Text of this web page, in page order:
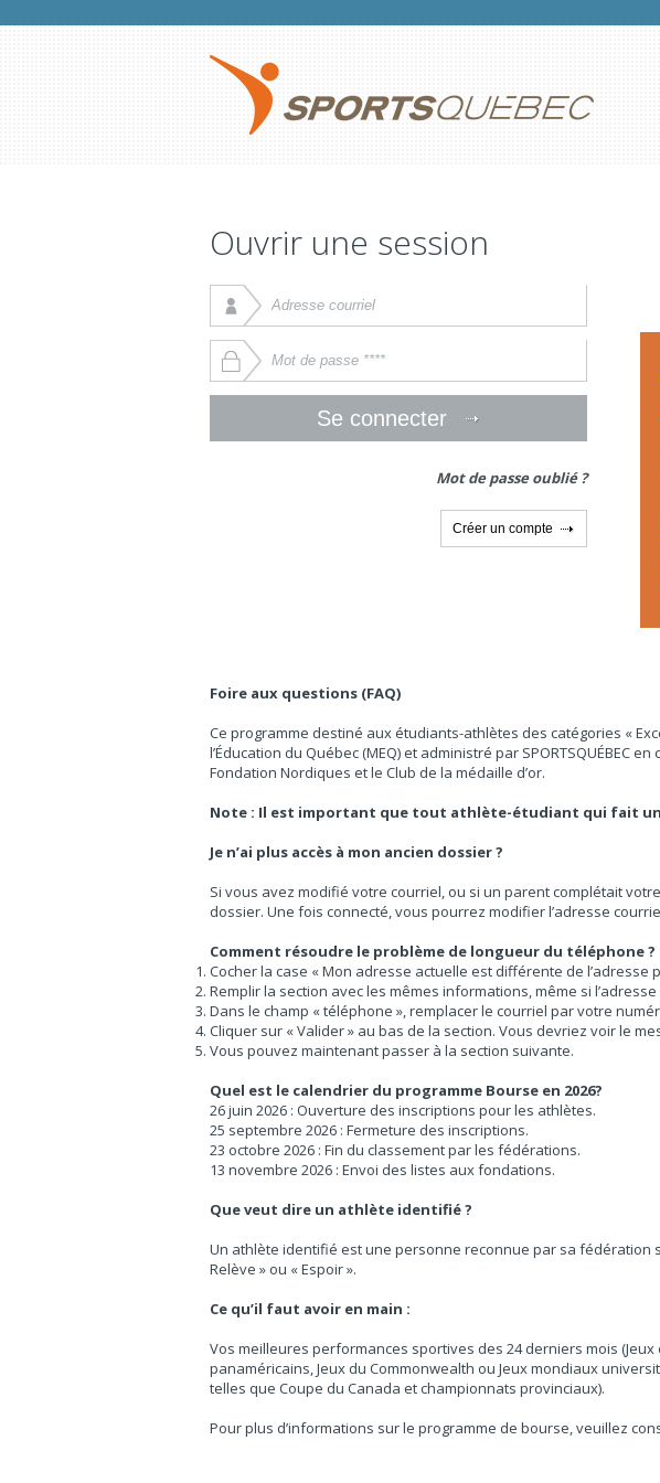
Ouvrir une session
Mot de passe oublié ?
Foire aux questions (FAQ)
Ce programme destiné aux étudiants-athlètes des catégories «
l’Éducation du Québec (MEQ) et administré par
Fondation Nordiques et le Club de la médaille d’or.
Note : Il est important que tout athlète-étudiant qui fait
Je n’ai plus accès à mon ancien dossier ?
Si vous avez modifié votre courriel, ou si un parent complétait
dossier. Une fois connecté, vous pourrez modifier l’adresse
Comment résoudre le problème de longueur du téléphone ?
Cocher la case « Mon adresse actuelle est différente de l’adresse
Remplir la section avec les mêmes informations, même si
Dans le champ « téléphone », remplacer le courriel par votre
Cliquer sur « Valider » au bas de la section. Vous devriez voir le
Vous pouvez maintenant passer à la section suivante.
Quel est le calendrier du programme Bourse en 2026?
26 juin 2026 : Ouverture des inscriptions pour les athlètes.
25 septembre 2026 : Fermeture des inscriptions.
23 octobre 2026 : Fin du classement par les fédérations.
13 novembre 2026 : Envoi des listes aux fondations.
Que veut dire un athlète identifié ?
Un athlète identifié est une personne reconnue par sa fédération
Relève » ou « Espoir ».
Ce qu’il faut avoir en main :
Vos meilleures performances sportives des 24 derniers mois
panaméricains, Jeux du Commonwealth ou Jeux mondiaux
telles que Coupe du Canada et championnats provinciaux).
Pour plus d’informations sur le programme de bourse, veuillez